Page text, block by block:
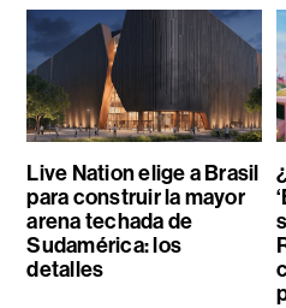
Live Nation elige a Brasil
para construir la mayor
arena techada de
Sudamérica: los
detalles